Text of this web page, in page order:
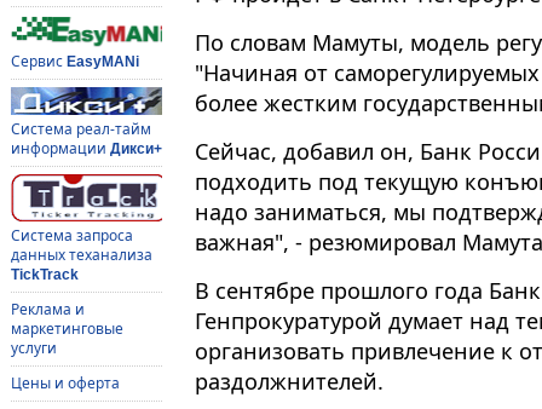
Сервис EasyMANi
Система реал-тайм
информации Дикси+
Система запроса
данных теханализа
TickTrack
Реклама и
маркетинговые
услуги
Цены и оферта
По словам Мамуты, модель
"Начиная от
более жестким
Сейчас, добавил он, Банк
подходить под текущую
надо заниматься, мы
важная", - резюмировал
В сентябре прошлого года
Генпрокуратурой думает над
организовать привлечение к
раздолжнителей.